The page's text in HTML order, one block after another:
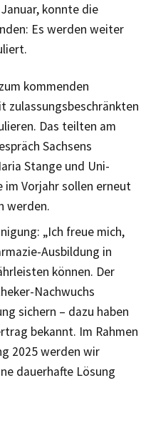
konnte die
Es werden weiter
kommenden
zulassungsbeschränkten
Das teilten am
Sachsens
Stange und Uni-
im Vorjahr sollen erneut
werden.
„Ich freue mich,
Ausbildung in
können. Der
Nachwuchs
sichern – dazu haben
bekannt. Im Rahmen
2025 werden wir
dauerhafte Lösung